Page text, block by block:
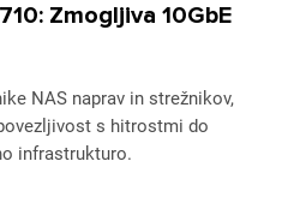
Zmogljiva 10GbE
NAS naprav in strežnikov,
s hitrostmi do
infrastrukturo.